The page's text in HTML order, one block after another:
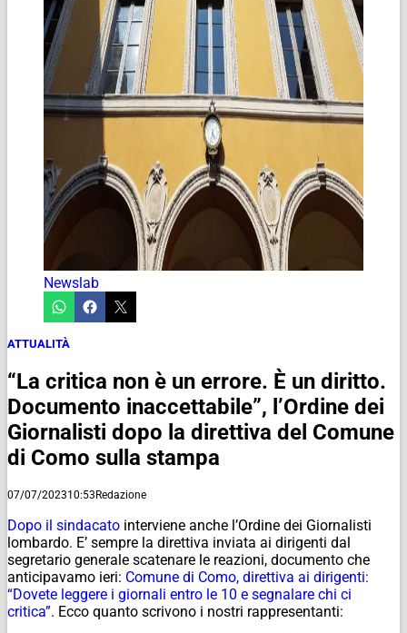
Newslab
ATTUALITÀ
“La critica non è un errore. È un diritto.
Documento inaccettabile”, l’Ordine dei
Giornalisti dopo la direttiva del Comune
di Como sulla stampa
07/07/202310:53Redazione
Dopo il sindacato interviene anche l’Ordine dei Giornalisti
lombardo. E’ sempre la direttiva inviata ai dirigenti dal
segretario generale scatenare le reazioni, documento che
anticipavamo ieri: Comune di Como, direttiva ai dirigenti:
“Dovete leggere i giornali entro le 10 e segnalare chi ci
critica”. Ecco quanto scrivono i nostri rappresentanti: